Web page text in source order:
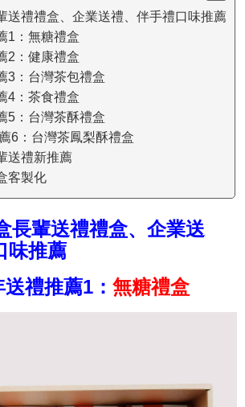
送禮禮盒、企業送禮、伴手禮口味推薦
1：無糖禮盒
2：健康禮盒
3：台灣茶包禮盒
4：茶食禮盒
5：台灣茶酥禮盒
6：台灣茶鳳梨酥禮盒
送禮新推薦
客製化
長輩送禮禮盒、企業送
味推薦
禮推薦1： 無糖禮盒